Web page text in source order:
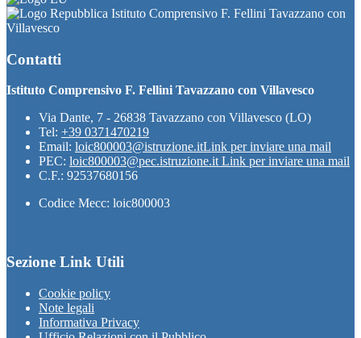
Istituto Comprensivo F. Fellini Tavazzano con
Villavesco
Contatti
Istituto Comprensivo F. Fellini Tavazzano con Villavesco
Via Dante, 7 - 26838 Tavazzano con Villavesco (LO)
Tel: +39 0371470219
Email: loic800003@istruzione.itLink per inviare una mail
PEC: loic800003@pec.istruzione.it Link per inviare una mail
C.F.: 92537680156
Codice Mecc: loic800003
Sezione Link Utili
Cookie policy
Note legali
Informativa Privacy